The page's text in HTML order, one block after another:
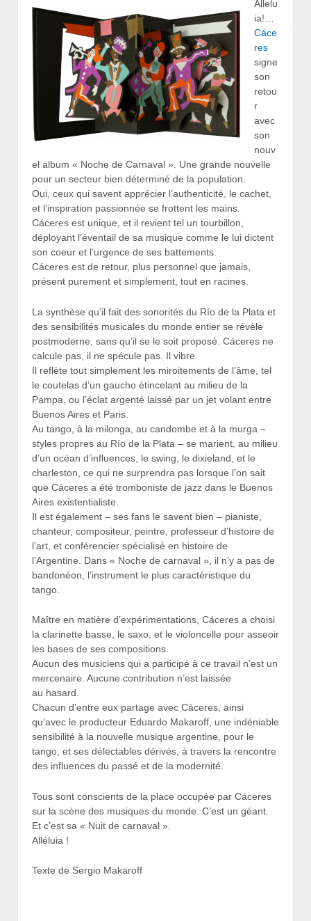
Allelu
ia!…
Cáce
res
signe
son
retou
r
avec
son
nouv
el album « Noche de Carnaval ». Une grande nouvelle
pour un secteur bien déterminé de la population.
Oui, ceux qui savent apprécier l’authenticité, le cachet,
et l’inspiration passionnée se frottent les mains.
Cáceres est unique, et il revient tel un tourbillon,
déployant l’éventail de sa musique comme le lui dictent
son coeur et l’urgence de ses battements.
Cáceres est de retour, plus personnel que jamais,
présent purement et simplement, tout en racines.
La synthèse qu’il fait des sonorités du Río de la Plata et
des sensibilités musicales du monde entier se révèle
postmoderne, sans qu’il se le soit proposé. Cáceres ne
calcule pas, il ne spécule pas. Il vibre.
Il reflète tout simplement les miroitements de l’âme, tel
le coutelas d’un gaucho étincelant au milieu de la
Pampa, ou l’éclat argenté laissé par un jet volant entre
Buenos Aires et Paris.
Au tango, à la milonga, au candombe et à la murga –
styles propres au Río de la Plata – se marient, au milieu
d’un océan d’influences, le swing, le dixieland, et le
charleston, ce qui ne surprendra pas lorsque l’on sait
que Cáceres a été tromboniste de jazz dans le Buenos
Aires existentialiste.
Il est également – ses fans le savent bien – pianiste,
chanteur, compositeur, peintre, professeur d’histoire de
l’art, et conférencier spécialisé en histoire de
l’Argentine. Dans « Noche de carnaval », il n’y a pas de
bandonéon, l’instrument le plus caractéristique du
tango.
Maître en matière d’expérimentations, Cáceres a choisi
la clarinette basse, le saxo, et le violoncelle pour asseoir
les bases de ses compositions.
Aucun des musiciens qui a participé à ce travail n’est un
mercenaire. Aucune contribution n’est laissée
au hasard.
Chacun d’entre eux partage avec Cáceres, ainsi
qu’avec le producteur Eduardo Makaroff, une indéniable
sensibilité à la nouvelle musique argentine, pour le
tango, et ses délectables dérivés, à travers la rencontre
des influences du passé et de la modernité.
Tous sont conscients de la place occupée par Cáceres
sur la scène des musiques du monde. C’est un géant.
Et c’est sa « Nuit de carnaval ».
Alléluia !
Texte de Sergio Makaroff